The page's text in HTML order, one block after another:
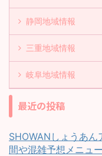
静岡地域情報
三重地域情報
岐阜地域情報
最近の投稿
SHOWANしょうあ
間や混雑予想メニュ